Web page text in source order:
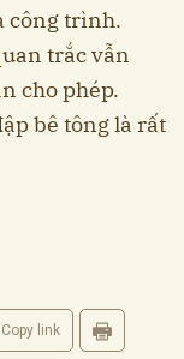
công trình.
trắc vẫn
cho phép.
bê tông là rất
Copy link